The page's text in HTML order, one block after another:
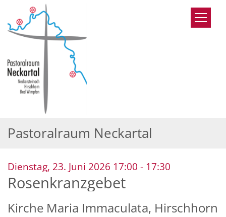
Zum Inhalt springen
Pastoralraum Neckartal
Dienstag, 23. Juni 2026 17:00 - 17:30
Rosenkranzgebet
Kirche Maria Immaculata, Hirschhorn